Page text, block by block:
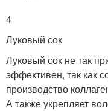
4
Луковый сок
Луковый сок не так
эффективен, так как
производство
А также укрепляет